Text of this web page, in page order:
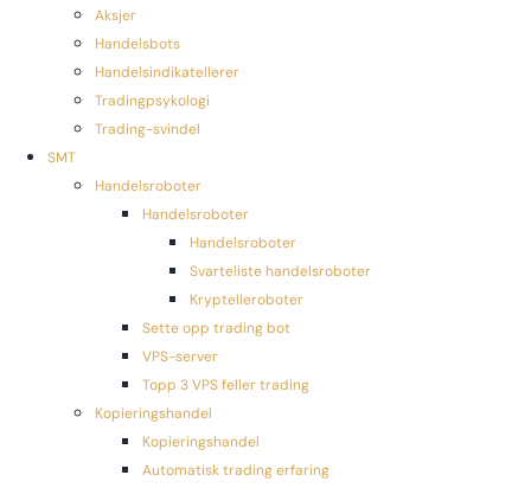
Aksjer
Handelsbots
Handelsindikatellerer
Tradingpsykologi
Trading-svindel
SMT
Handelsroboter
Handelsroboter
Handelsroboter
Svarteliste handelsroboter
Kryptelleroboter
Sette opp trading bot
VPS-server
Topp 3 VPS feller trading
Kopieringshandel
Kopieringshandel
Automatisk trading erfaring